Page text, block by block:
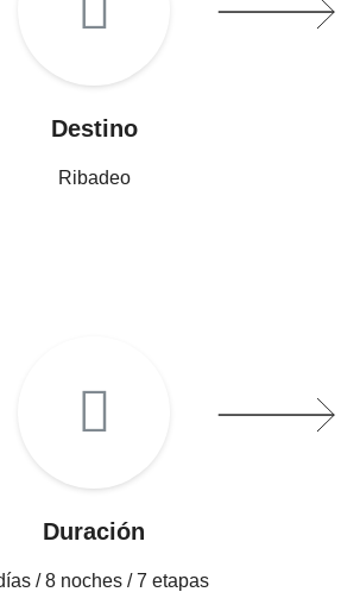
Destino
Ribadeo
Duración
/ 8 noches / 7 etapas